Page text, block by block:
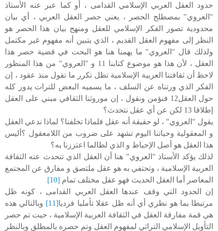
حدود العقل العربي الإسلامي القدامى ، أو كما عبر عنه الأستاذ
"العروي" بمصطلح الحصر ، يعني حصر العقل العربي ، أي بيان
محدودية تصور الفكر الإسلامي للعقل ومنهج بيان هذا الحصر هو
النظر إلى مفهوم العقل القديم ، الذي يتبين أنه مفهوم غير مكتمل
ولذلك قال "العروي" ما يهمنا هنا هو البحت في قضية حصر هذا
العقل ، لأن هذا هو موضوع كتابنا 11 و "العروي" من هذا المنظور
لاحظ أن ثقافتنا العربية الإسلامية تظل تكرر ما تقول منذ عقود ، إن
الفكر الذي ورتناه عن السلف ، ما يسميه البعض للترات يدور كله
حول العقل12 فنؤمن ونقول ، إن موروثنا الثقافي مبني على العقل
إطلاقا 13 لكن عن أي عقل نتحدث؟
يقول "العروي" ، لو حقيقة أنه عقل فلماذا تخلفنا؟ لماذا ندعي العقل
و المعقولية وحياتنا اليوم تشهد على ضروب من اللامعقول ؟أليس
هذا العقل هو أصل الإحباط و الذي لطالما اعتززنا به؟
لذلك يؤكد الأستاذ "العروي" هنا أن العقل الذي تتحدث عنه الثقافة
العربية الإسلامية ، وتحتفي به هو عقل ملتصق و مفارق عن المجتمع
المعاصر أما العقل الحديث فهو عقل مختلف تمام [10]
إن الحدود التي وقف عندها العقل العربي القدامى ، كونه ظل
مرتبطا بما هو نظري أي أنه ظل عقلا تأمليا فرديا[11] وبالتالي هذه
هي قمة مفارقة العقل في الثقافة العربية الإسلامية ، حيت تم حصر
التأويل الإسلامي التراثي لمفهوم العقل وتم حصره بالمطلق وبالنظر